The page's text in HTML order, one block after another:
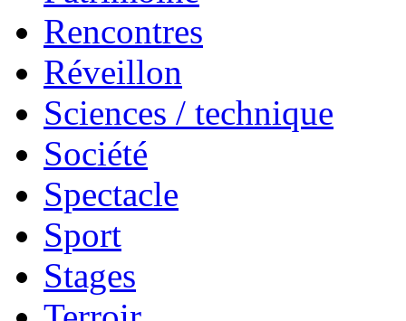
Rencontres
Réveillon
Sciences / technique
Société
Spectacle
Sport
Stages